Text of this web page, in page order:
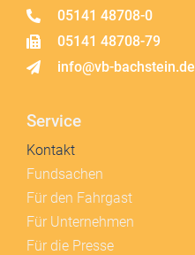
05141 48708-0
05141 48708-79
info@vb-bachstein.de
Service
Kontakt
Fundsachen
Für den Fahrgast
Für Unternehmen
Für die Presse